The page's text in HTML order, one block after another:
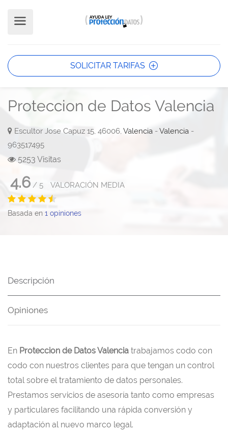
SOLICITAR TARIFAS
Proteccion de Datos Valencia
Escultor Jose Capuz 15, 46006,Valencia -Valencia -
963517495
5253 Visitas
4.6 / 5 VALORACIÓN MEDIA
Basada en 1 opiniones
Descripción
Opiniones
En Proteccion de Datos Valencia trabajamos codo con
codo con nuestros clientes para que tengan un control
total sobre el tratamiento de datos personales.
Prestamos servicios de asesoría tanto como empresas
y particulares facilitando una rápida conversión y
adaptación al nuevo marco legal.